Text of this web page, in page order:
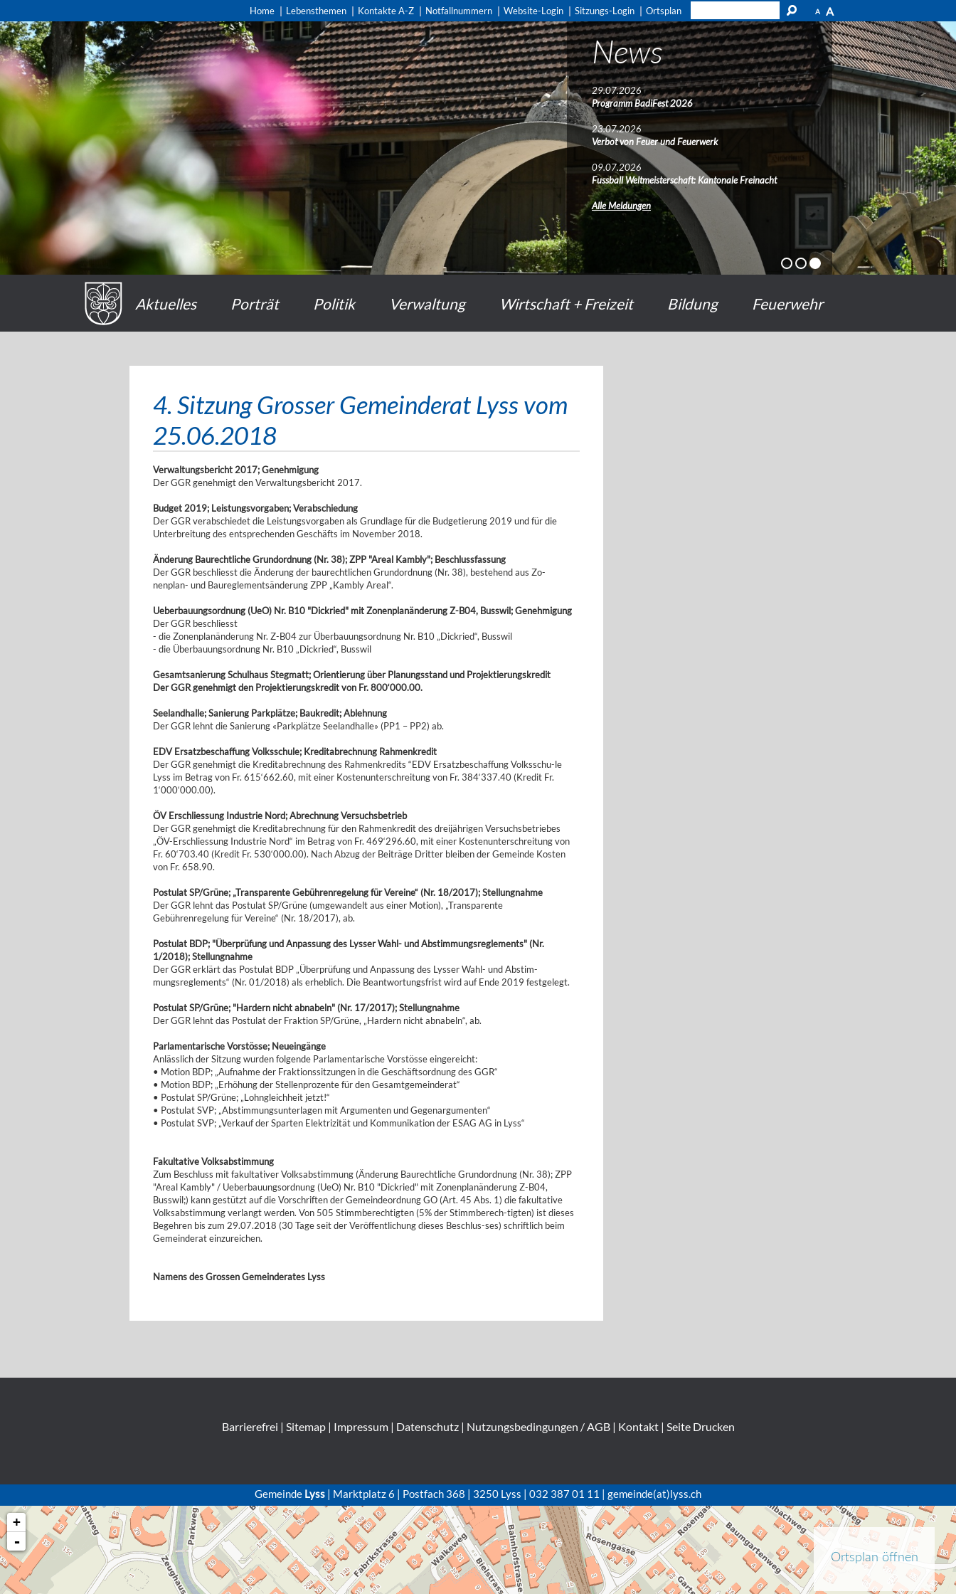
A A
Home Lebensthemen Kontakte A-Z Notfallnummern Website-Login Sitzungs-Login Ortsplan
News
29.07.2026
Programm BadiFest 2026
23.07.2026
Verbot von Feuer und Feuerwerk
09.07.2026
Fussball Weltmeisterschaft: Kantonale Freinacht
Alle Meldungen
Aktuelles Porträt Politik Verwaltung Wirtschaft + Freizeit Bildung Feuerwehr
4. Sitzung Grosser Gemeinderat Lyss vom
25.06.2018
Verwaltungsbericht 2017; Genehmigung
Der GGR genehmigt den Verwaltungsbericht 2017.
Budget 2019; Leistungsvorgaben; Verabschiedung
Der GGR verabschiedet die Leistungsvorgaben als Grundlage für die Budgetierung 2019 und für die
Unterbreitung des entsprechenden Geschäfts im November 2018.
Änderung Baurechtliche Grundordnung (Nr. 38); ZPP "Areal Kambly"; Beschlussfassung
Der GGR beschliesst die Änderung der baurechtlichen Grundordnung (Nr. 38), bestehend aus Zo-
nenplan- und Baureglementsänderung ZPP „Kambly Areal“.
Ueberbauungsordnung (UeO) Nr. B10 "Dickried" mit Zonenplanänderung Z-B04, Busswil; Genehmigung
Der GGR beschliesst
- die Zonenplanänderung Nr. Z-B04 zur Überbauungsordnung Nr. B10 „Dickried“, Busswil
- die Überbauungsordnung Nr. B10 „Dickried“, Busswil
Gesamtsanierung Schulhaus Stegmatt; Orientierung über Planungsstand und Projektierungskredit
Der GGR genehmigt den Projektierungskredit von Fr. 800‘000.00.
Seelandhalle; Sanierung Parkplätze; Baukredit; Ablehnung
Der GGR lehnt die Sanierung «Parkplätze Seelandhalle» (PP1 – PP2) ab.
EDV Ersatzbeschaffung Volksschule; Kreditabrechnung Rahmenkredit
Der GGR genehmigt die Kreditabrechnung des Rahmenkredits “EDV Ersatzbeschaffung Volksschu-le
Lyss im Betrag von Fr. 615‘662.60, mit einer Kostenunterschreitung von Fr. 384‘337.40 (Kredit Fr.
1‘000‘000.00).
ÖV Erschliessung Industrie Nord; Abrechnung Versuchsbetrieb
Der GGR genehmigt die Kreditabrechnung für den Rahmenkredit des dreijährigen Versuchsbetriebes
„ÖV-Erschliessung Industrie Nord“ im Betrag von Fr. 469‘296.60, mit einer Kostenunterschreitung von
Fr. 60‘703.40 (Kredit Fr. 530‘000.00). Nach Abzug der Beiträge Dritter bleiben der Gemeinde Kosten
von Fr. 658.90.
Postulat SP/Grüne; „Transparente Gebührenregelung für Vereine“ (Nr. 18/2017); Stellungnahme
Der GGR lehnt das Postulat SP/Grüne (umgewandelt aus einer Motion), „Transparente
Gebührenregelung für Vereine“ (Nr. 18/2017), ab.
Postulat BDP; "Überprüfung und Anpassung des Lysser Wahl- und Abstimmungsreglements" (Nr.
1/2018); Stellungnahme
Der GGR erklärt das Postulat BDP „Überprüfung und Anpassung des Lysser Wahl- und Abstim-
mungsreglements“ (Nr. 01/2018) als erheblich. Die Beantwortungsfrist wird auf Ende 2019 festgelegt.
Postulat SP/Grüne; "Hardern nicht abnabeln" (Nr. 17/2017); Stellungnahme
Der GGR lehnt das Postulat der Fraktion SP/Grüne, „Hardern nicht abnabeln“, ab.
Parlamentarische Vorstösse; Neueingänge
Anlässlich der Sitzung wurden folgende Parlamentarische Vorstösse eingereicht:
• Motion BDP; „Aufnahme der Fraktionssitzungen in die Geschäftsordnung des GGR“
• Motion BDP; „Erhöhung der Stellenprozente für den Gesamtgemeinderat“
• Postulat SP/Grüne; „Lohngleichheit jetzt!“
• Postulat SVP; „Abstimmungsunterlagen mit Argumenten und Gegenargumenten“
• Postulat SVP; „Verkauf der Sparten Elektrizität und Kommunikation der ESAG AG in Lyss“
Fakultative Volksabstimmung
Zum Beschluss mit fakultativer Volksabstimmung (Änderung Baurechtliche Grundordnung (Nr. 38); ZPP
"Areal Kambly" / Ueberbauungsordnung (UeO) Nr. B10 "Dickried" mit Zonenplanänderung Z-B04,
Busswil;) kann gestützt auf die Vorschriften der Gemeindeordnung GO (Art. 45 Abs. 1) die fakultative
Volksabstimmung verlangt werden. Von 505 Stimmberechtigten (5% der Stimmberech-tigten) ist dieses
Begehren bis zum 29.07.2018 (30 Tage seit der Veröffentlichung dieses Beschlus-ses) schriftlich beim
Gemeinderat einzureichen.
Namens des Grossen Gemeinderates Lyss
Barrierefrei | Sitemap| Impressum| Datenschutz| Nutzungsbedingungen / AGB| Kontakt| Seite Drucken
Gemeinde Lyss | Marktplatz 6 | Postfach 368 | 3250 Lyss | 032 387 01 11 | gemeinde(at)lyss.ch